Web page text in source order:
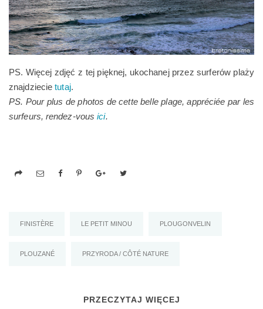
PS. Więcej zdjęć z tej pięknej, ukochanej przez surferów plaży
znajdziecietutaj.
PS. Pour plus de photos de cette belle plage, appréciée par les
surfeurs, rendez-vousici.
FINISTÈRE LE PETIT MINOU PLOUGONVELIN
PLOUZANÉ PRZYRODA / CÔTÉ NATURE
PRZECZYTAJ WIĘCEJ